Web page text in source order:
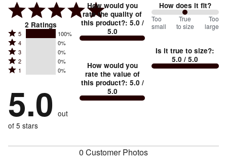
2 Ratings
Rated
5
stars
by
of
reviewers
5 100%
Rated
4
stars
by
of
reviewers
4 0%
Rated
3
stars
0%
of
reviewers
3 0%
Rated
2
by
0%
of
reviewers
2 0%
Rated
stars
by
0%
of
1 0%
5.0 out
of 5 stars
How would you
rate the quality of
this product?: 5.0 /
5.0
How would you
rate the value of
this product?: 5.0 /
5.0
How does it fit?
100
between
small
and
Too
small
True
to size
Too
large
Is it true to size?:
5.0 / 5.0
0 Customer Photos